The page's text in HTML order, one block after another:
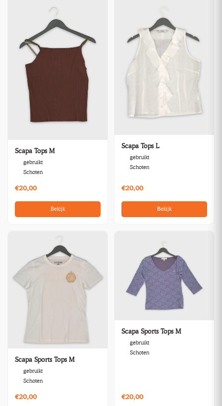
Scapa Tops M
gebruikt
Schoten
€20,00
Bekijk
Scapa Tops L
gebruikt
Schoten
€20,00
Bekijk
Scapa Sports Tops M
gebruikt
Schoten
€20,00
Scapa Sports Tops M
gebruikt
Schoten
€20,00